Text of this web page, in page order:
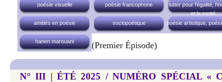
poésie visuelle poésie francophone
lutter pour l'égalité,
et la parité
amitiés en poésie
sociopoétique poésie artistique,
hanen marouani (premier Épisode)
N° III | ÉTÉ 2025 / NUMÉRO SPÉCIAL «